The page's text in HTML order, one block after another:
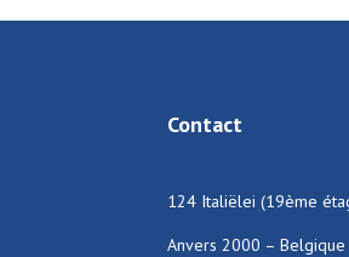
Contact
124 Italiëlei (19ème
Anvers 2000 – Belgique